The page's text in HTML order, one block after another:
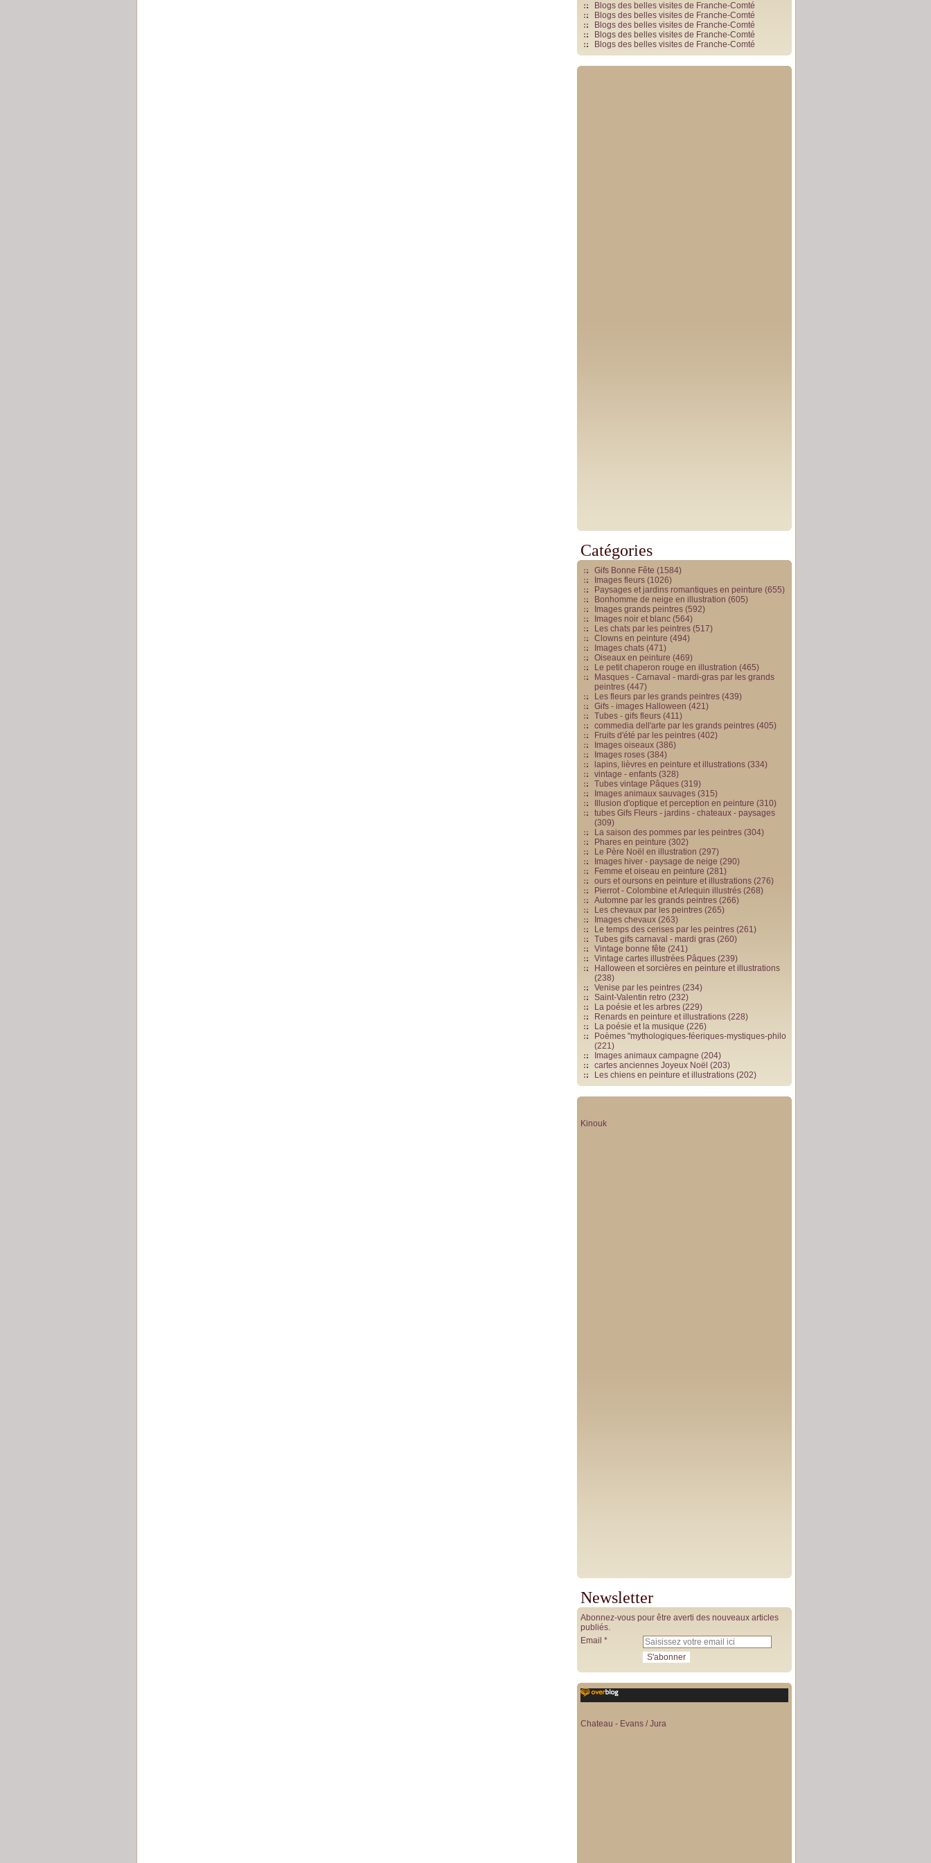
Blogs des belles visites de Franche-Comté
Blogs des belles visites de Franche-Comté
Blogs des belles visites de Franche-Comté
Blogs des belles visites de Franche-Comté
Blogs des belles visites de Franche-Comté
Catégories
Gifs Bonne Fête (1584)
Images fleurs (1026)
Paysages et jardins romantiques en peinture (655)
Bonhomme de neige en illustration (605)
Images grands peintres (592)
Images noir et blanc (564)
Les chats par les peintres (517)
Clowns en peinture (494)
Images chats (471)
Oiseaux en peinture (469)
Le petit chaperon rouge en illustration (465)
Masques - Carnaval - mardi-gras par les grands
peintres (447)
Les fleurs par les grands peintres (439)
Gifs - images Halloween (421)
Tubes - gifs fleurs (411)
commedia dell'arte par les grands peintres (405)
Fruits d'été par les peintres (402)
Images oiseaux (386)
Images roses (384)
lapins, lièvres en peinture et illustrations (334)
vintage - enfants (328)
Tubes vintage Pâques (319)
Images animaux sauvages (315)
Illusion d'optique et perception en peinture (310)
tubes Gifs Fleurs - jardins - chateaux - paysages
(309)
La saison des pommes par les peintres (304)
Phares en peinture (302)
Le Père Noël en illustration (297)
Images hiver - paysage de neige (290)
Femme et oiseau en peinture (281)
ours et oursons en peinture et illustrations (276)
Pierrot - Colombine et Arlequin illustrés (268)
Automne par les grands peintres (266)
Les chevaux par les peintres (265)
Images chevaux (263)
Le temps des cerises par les peintres (261)
Tubes gifs carnaval - mardi gras (260)
Vintage bonne fête (241)
Vintage cartes illustrées Pâques (239)
Halloween et sorcières en peinture et illustrations
(238)
Venise par les peintres (234)
Saint-Valentin retro (232)
La poésie et les arbres (229)
Renards en peinture et illustrations (228)
La poésie et la musique (226)
Poèmes "mythologiques-féeriques-mystiques-philo
(221)
Images animaux campagne (204)
cartes anciennes Joyeux Noël (203)
Les chiens en peinture et illustrations (202)
Kinouk
Newsletter
Abonnez-vous pour être averti des nouveaux articles
publiés.
Email
Chateau - Evans / Jura